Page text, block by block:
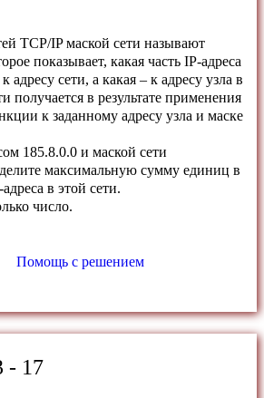
TCP/IP маской сети называют
показывает, какая часть IP-адреса
адресу сети, а какая – к адресу узла в
получается в результате применения
к заданному адресу узла и маске
185.8.0.0 и маской сети
максимальную сумму единиц в
в этой сети.
число.
Помощь с решением
17